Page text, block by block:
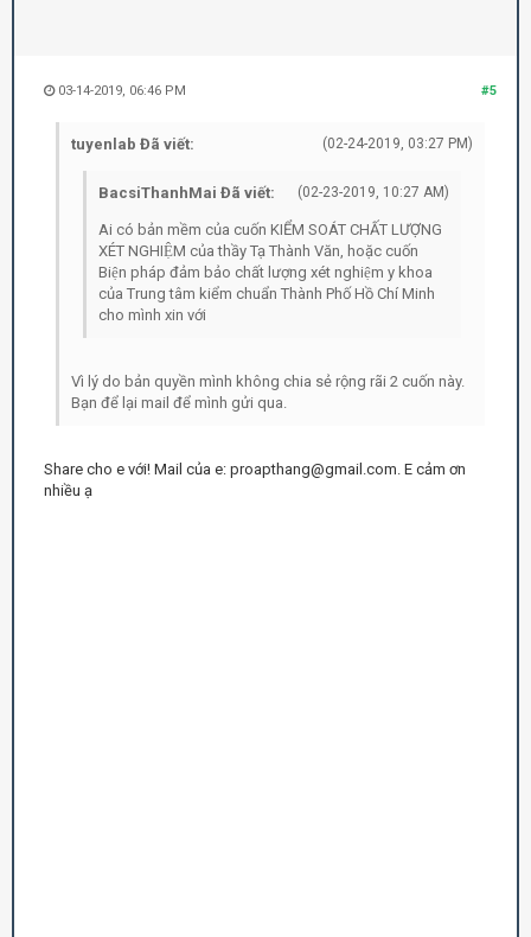
#5
03-14-2019, 06:46 PM
(02-24-2019, 03:27 PM)
tuyenlab Đã viết:
(02-23-2019, 10:27 AM)
BacsiThanhMai Đã viết:
Ai có bản mềm của cuốn KIỂM SOÁT CHẤT LƯỢNG
XÉT NGHIỆM của thầy Tạ Thành Văn, hoặc cuốn
Biện pháp đảm bảo chất lượng xét nghiệm y khoa
của Trung tâm kiểm chuẩn Thành Phố Hồ Chí Minh
cho mình xin với
Vì lý do bản quyền mình không chia sẻ rộng rãi 2 cuốn này.
Bạn để lại mail để mình gửi qua.
Share cho e với! Mail của e: proapthang@gmail.com. E cảm ơn
nhiều ạ